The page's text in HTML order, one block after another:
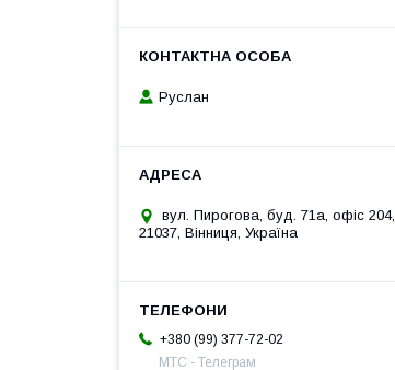
Руслан
вул. Пирогова, буд. 71а, офіс 204,
21037, Вінниця, Україна
+380 (99) 377-72-02
МТС - Телеграм